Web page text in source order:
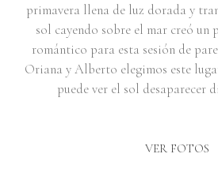
VER FOTOS
primavera llena de luz dorada y
sol cayendo sobre el mar creó un
romántico para esta sesión de
Oriana y Alberto elegimos este
puede ver el sol desaparecer